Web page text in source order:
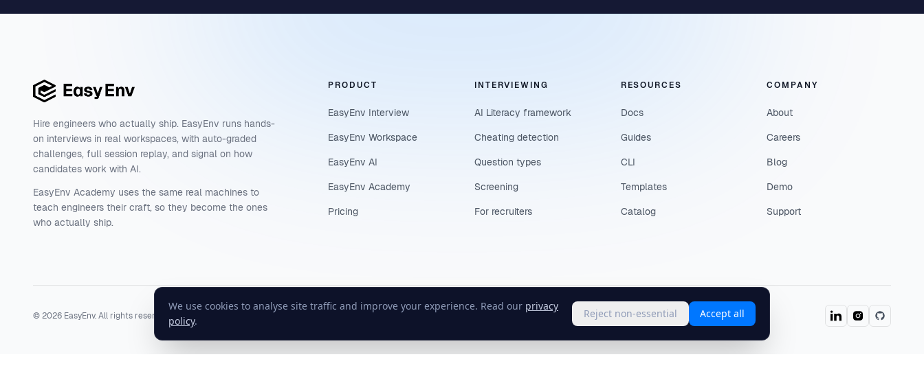
We use cookies to analyse site traffic and improve your experience. Read our privacy
policy.
Reject non-essential Accept all
Hire engineers who actually ship. EasyEnv runs hands-
on interviews in real workspaces, with auto-graded
challenges, full session replay, and signal on how
candidates work with AI.
EasyEnv Academy uses the same real machines to
teach engineers their craft, so they become the ones
who actually ship.
PRODUCT
EasyEnv Interview
EasyEnv Workspace
EasyEnv AI
EasyEnv Academy
Pricing
INTERVIEWING
AI Literacy framework
Cheating detection
Question types
Screening
For recruiters
RESOURCES
Docs
Guides
CLI
Templates
Catalog
COMPANY
About
Careers
Blog
Demo
Support
©2026 EasyEnv. All rights reserved. Terms Status